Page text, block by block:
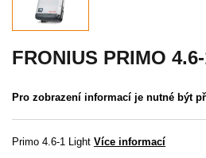
KONTAKTY
UŽIVATELSKÉ MENU
Přihlášení
FRONIUS PRIMO
Pro zobrazení informací je nutné být
Primo 4.6-1 Light Více informací